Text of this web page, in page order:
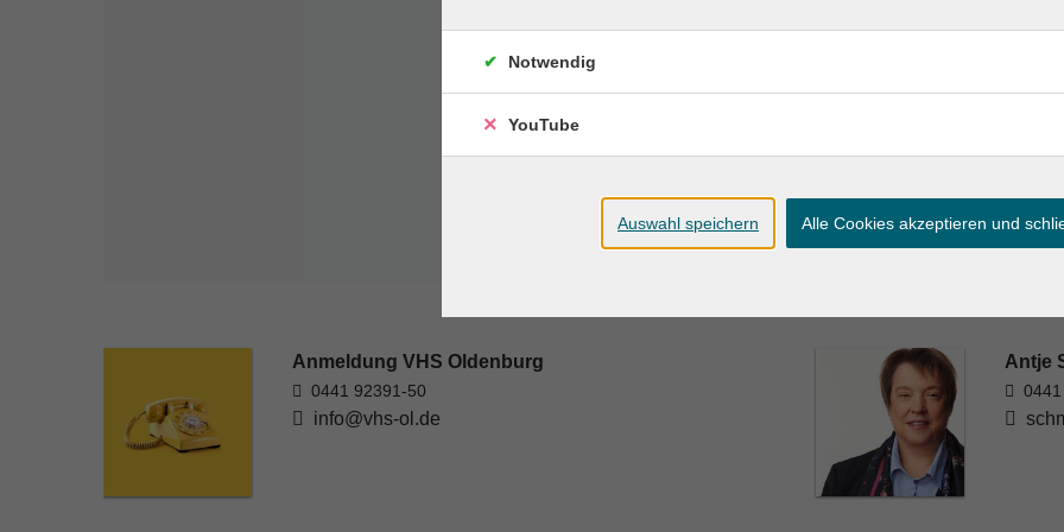
Anmeldung VHS Oldenburg
0441 92391-50
info@vhs-ol.de
Antje
Notwendig
YouTube
Auswahl speichern Alle Cookies akzeptieren und